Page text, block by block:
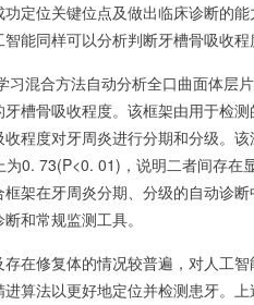
定位关键位点及做出临床诊断的
能同样可以分析判断牙槽骨吸收程
习混合方法自动分析全口曲面体层
槽骨吸收程度。该框架由用于检
程度对牙周炎进行分期和分级。
0. 73(P<0. 01)，说明二者间存在
架在牙周炎分期、分级的自动诊
和常规监测工具。
在修复体的情况较普遍，对人工
算法以更好地定位并检测患牙。